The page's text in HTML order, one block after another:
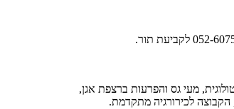
מעי גס והפרעות ברצפת אגן,
לכירורגיה מתקדמת.